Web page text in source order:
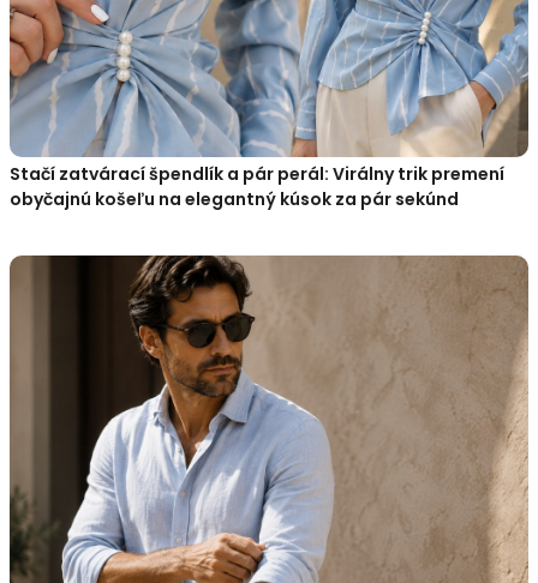
Stačí zatvárací špendlík a pár perál: Virálny trik premení
obyčajnú košeľu na elegantný kúsok za pár sekúnd